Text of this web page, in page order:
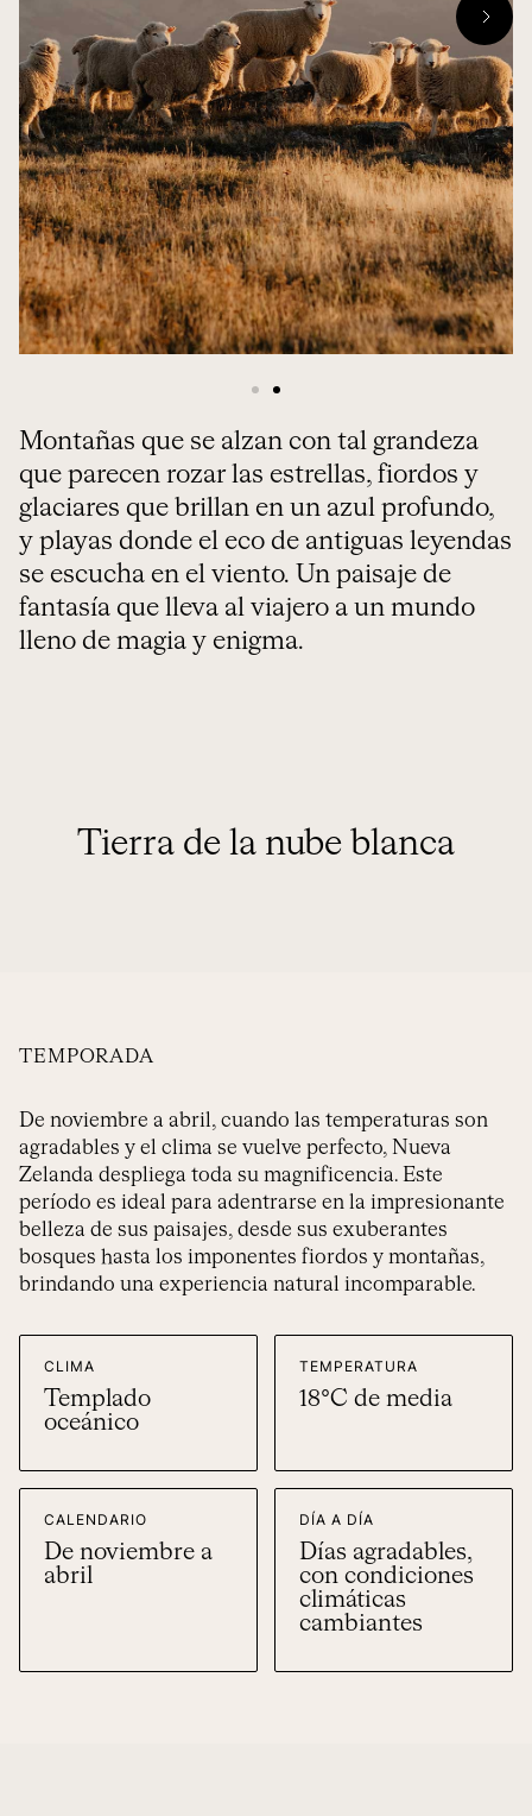
Montañas que se alzan con tal grandeza
que parecen rozar las estrellas, fiordos y
glaciares que brillan en un azul profundo,
y playas donde el eco de antiguas leyendas
se escucha en el viento. Un paisaje de
fantasía que lleva al viajero a un mundo
lleno de magia y enigma.
Tierra de la nube blanca
TEMPORADA
De noviembre a abril, cuando las temperaturas son
agradables y el clima se vuelve perfecto, Nueva
Zelanda despliega toda su magnificencia. Este
período es ideal para adentrarse en la impresionante
belleza de sus paisajes, desde sus exuberantes
bosques hasta los imponentes fiordos y montañas,
brindando una experiencia natural incomparable.
CLIMA
Templado
oceánico
TEMPERATURA
18°C de media
CALENDARIO
De noviembre a
abril
DÍA A DÍA
Días agradables,
con condiciones
climáticas
cambiantes